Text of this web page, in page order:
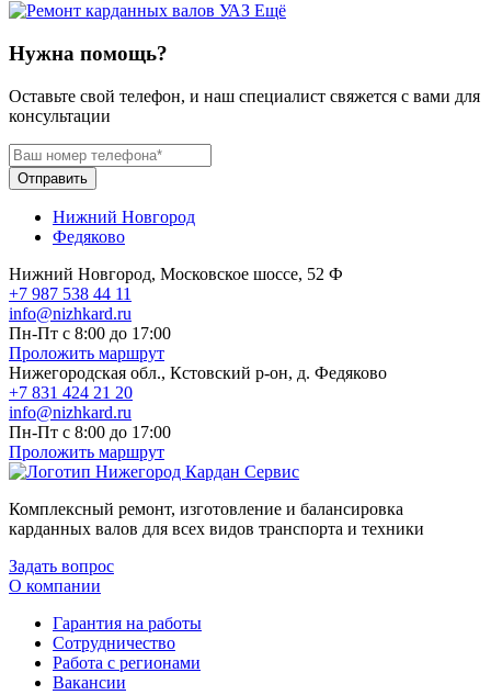
Ещё
Нужна помощь?
Оставьте свой телефон, и наш специалист свяжется с вами для
консультации
Отправить
Нижний Новгород
Федяково
Нижний Новгород, Московское шоссе, 52 Ф
+7 987 538 44 11
info@nizhkard.ru
Пн-Пт с 8:00 до 17:00
Проложить маршрут
Нижегородская обл., Кстовский р-он, д. Федяково
+7 831 424 21 20
info@nizhkard.ru
Пн-Пт с 8:00 до 17:00
Проложить маршрут
Комплексный ремонт, изготовление и балансировка
карданных валов для всех видов транспорта и техники
Задать вопрос
О компании
Гарантия на работы
Сотрудничество
Работа с регионами
Вакансии